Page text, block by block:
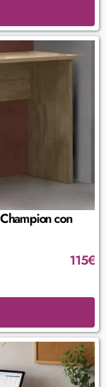
con
115€